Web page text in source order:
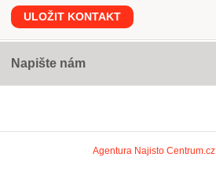
ULOŽIT KONTAKT
Napište nám
Agentura Najisto Centrum.cz